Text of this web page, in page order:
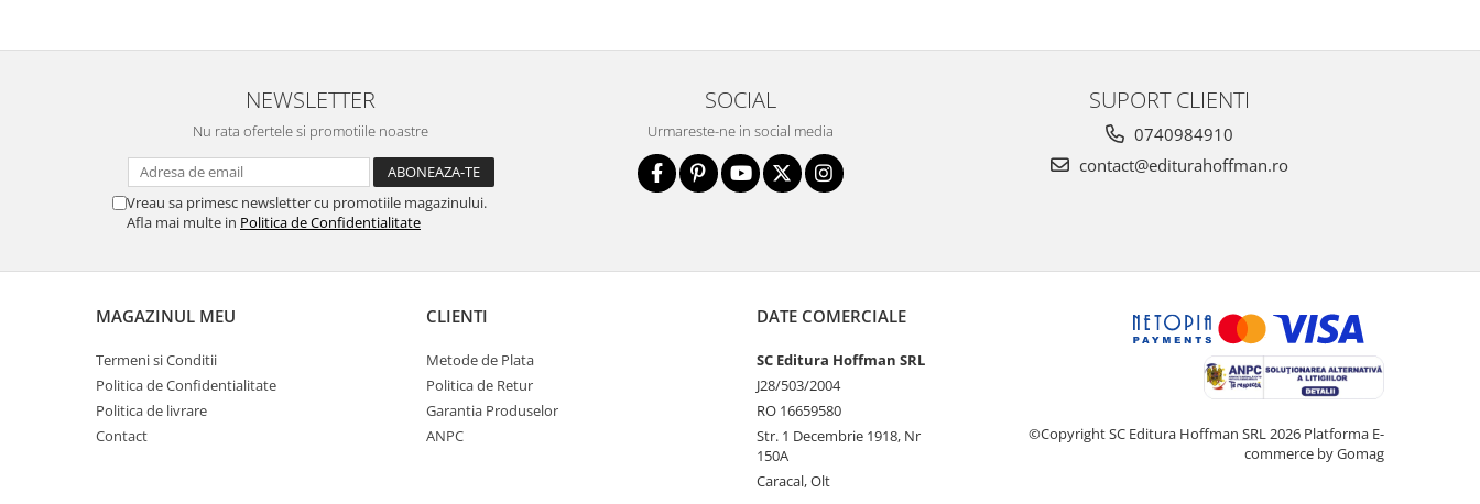
NEWSLETTER
Nu rata ofertele si promotiile noastre
Vreau sa primesc newsletter cu promotiile magazinului.
Afla mai multe in Politica de Confidentialitate
SOCIAL
Urmareste-ne in social media
SUPORT CLIENTI
0740984910
contact@editurahoffman.ro
MAGAZINUL MEU
Termeni si Conditii
Politica de Confidentialitate
Politica de livrare
Contact
CLIENTI
Metode de Plata
Politica de Retur
Garantia Produselor
ANPC
DATE COMERCIALE
SC Editura Hoffman SRL
J28/503/2004
RO 16659580
Str. 1 Decembrie 1918, Nr
150A
Caracal, Olt
©Copyright SC Editura Hoffman SRL 2026 Platforma E-
commerce by Gomag